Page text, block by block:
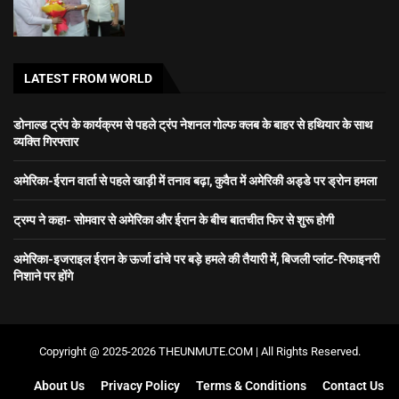
LATEST FROM WORLD
डोनाल्ड ट्रंप के कार्यक्रम से पहले ट्रंप नेशनल गोल्फ क्लब के बाहर से हथियार के साथ
व्यक्ति गिरफ्तार
अमेरिका-ईरान वार्ता से पहले खाड़ी में तनाव बढ़ा, कुवैत में अमेरिकी अड्डे पर ड्रोन हमला
ट्रम्प ने कहा- सोमवार से अमेरिका और ईरान के बीच बातचीत फिर से शुरू होगी
अमेरिका-इजराइल ईरान के ऊर्जा ढांचे पर बड़े हमले की तैयारी में, बिजली प्लांट-रिफाइनरी
निशाने पर होंगे
Copyright @ 2025-2026 THEUNMUTE.COM | All Rights Reserved.
About Us Privacy Policy Terms & Conditions Contact Us